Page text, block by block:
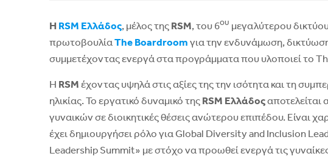
Η RSM Ελλάδος, μέλος της RSM, του 6ου μεγαλύτερου
πρωτοβουλίαThe Boardroom για την ενδυνάμωση,
συμμετέχοντας ενεργά στα προγράμματα που υλοποιεί το
Η RSM έχοντας υψηλά στις αξίες της την ισότητα και τη
ηλικίας. Το εργατικό δυναμικό της RSM Ελλάδοςαποτελείται
γυναικών σε διοικητικές θέσεις ανώτερου επιπέδου. Είναι
έχει δημιουργήσει ρόλο για Global Diversity and Inclusion
Leadership Summit» με στόχο να προωθεί ενεργά τις